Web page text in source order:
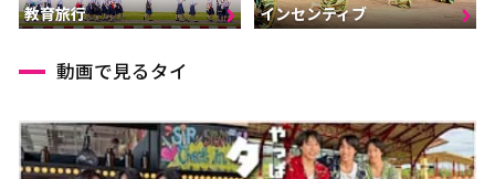
教育旅行 インセンティブ
動画で見るタイ